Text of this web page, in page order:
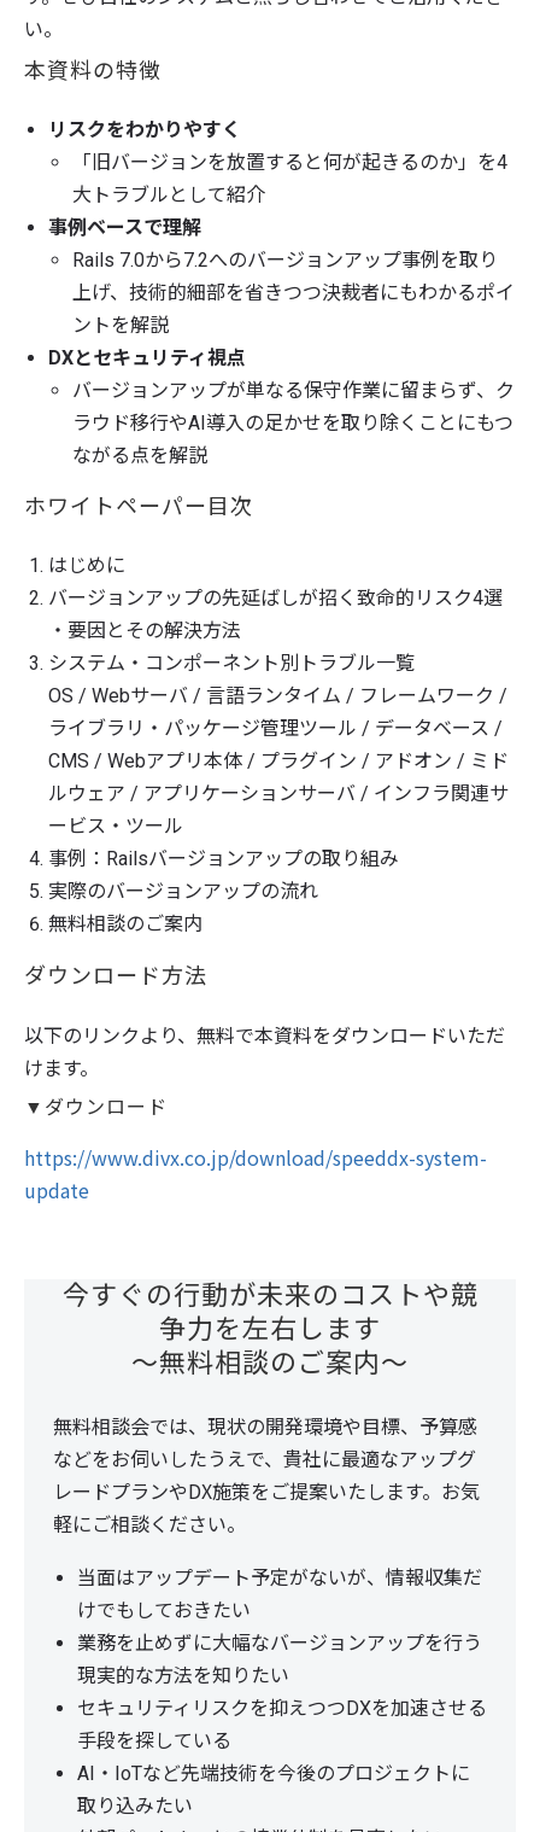
い。
本資料の特徴
リスクをわかりやすく
「旧バージョンを放置すると何が起きるのか」を4
大トラブルとして紹介
事例ベースで理解
Rails 7.0から7.2へのバージョンアップ事例を取り
上げ、技術的細部を省きつつ決裁者にもわかるポイ
ントを解説
DXとセキュリティ視点
バージョンアップが単なる保守作業に留まらず、ク
ラウド移行やAI導入の足かせを取り除くことにもつ
ながる点を解説
ホワイトペーパー目次
はじめに
バージョンアップの先延ばしが招く致命的リスク4選
・要因とその解決方法
システム・コンポーネント別トラブル一覧
OS / Webサーバ / 言語ランタイム / フレームワーク /
ライブラリ・パッケージ管理ツール / データベース /
CMS / Webアプリ本体 / プラグイン / アドオン / ミド
ルウェア / アプリケーションサーバ / インフラ関連サ
ービス・ツール
事例：Railsバージョンアップの取り組み
実際のバージョンアップの流れ
無料相談のご案内
ダウンロード方法
以下のリンクより、無料で本資料をダウンロードいただ
けます。
▼ダウンロード
https://www.divx.co.jp/download/speeddx-system-
update
今すぐの行動が未来のコストや競
争力を左右します
〜無料相談のご案内〜
無料相談会では、現状の開発環境や目標、予算感
などをお伺いしたうえで、貴社に最適なアップグ
レードプランやDX施策をご提案いたします。お気
軽にご相談ください。
当面はアップデート予定がないが、情報収集だ
けでもしておきたい
業務を止めずに大幅なバージョンアップを行う
現実的な方法を知りたい
セキュリティリスクを抑えつつDXを加速させる
手段を探している
AI・IoTなど先端技術を今後のプロジェクトに
取り込みたい